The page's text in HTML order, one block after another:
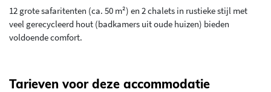
12 grote safaritenten (ca. 50 m²) en 2 chalets in rustieke stijl met
veel gerecycleerd hout (badkamers uit oude huizen) bieden
voldoende comfort.
Tarieven voor deze accommodatie